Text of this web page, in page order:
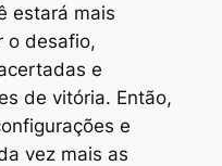
estará mais
o desafio,
e
de vitória. Então,
e
vez mais as